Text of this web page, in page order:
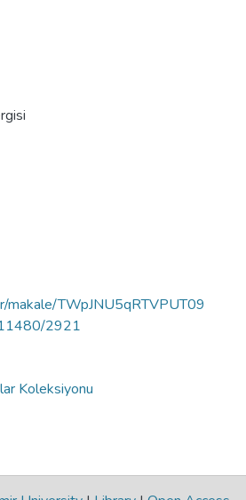
makale/TWpJNU5qRTVPUT09
2921
Koleksiyonu